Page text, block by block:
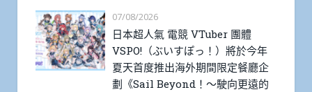
07/08/2026
日本超人氣 電競 VTuber 團體
VSPO!（ぶいすぽっ！）將於今年
夏天首度推出海外期間限定餐廳企
劃《Sail Beyond！～駛向更遠的